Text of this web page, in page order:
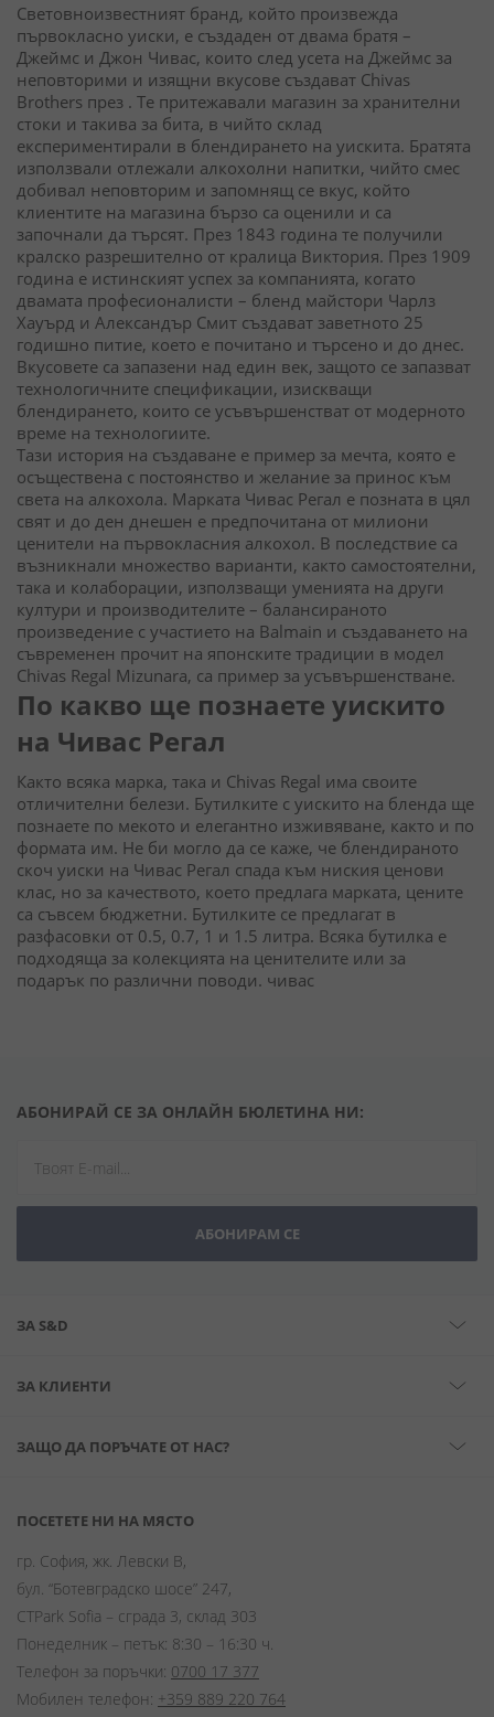
Световноизвестният бранд, който произвежда
първокласно уиски, е създаден от двама братя –
Джеймс и Джон Чивас, които след усета на Джеймс за
неповторими и изящни вкусове създават Chivas
Brothers през . Те притежавали магазин за хранителни
стоки и такива за бита, в чийто склад
експериментирали в блендирането на уискита. Братята
използвали отлежали алкохолни напитки, чийто смес
добивал неповторим и запомнящ се вкус, който
клиентите на магазина бързо са оценили и са
започнали да търсят. През 1843 година те получили
кралско разрешително от кралица Виктория. През 1909
година е истинският успех за компанията, когато
двамата професионалисти – бленд майстори Чарлз
Хауърд и Александър Смит създават заветното 25
годишно питие, което е почитано и търсено и до днес.
Вкусовете са запазени над един век, защото се запазват
технологичните спецификации, изискващи
блендирането, които се усъвършенстват от модерното
време на технологиите.
Тази история на създаване е пример за мечта, която е
осъществена с постоянство и желание за принос към
света на алкохола. Марката Чивас Регал е позната в цял
свят и до ден днешен е предпочитана от милиони
ценители на първокласния алкохол. В последствие са
възникнали множество варианти, както самостоятелни,
така и колаборации, използващи уменията на други
култури и производителите – балансираното
произведение с участието на Balmain и създаването на
съвременен прочит на японските традиции в модел
Chivas Regal Mizunara, са пример за усъвършенстване.
По какво ще познаете уискито
на Чивас Регал
Както всяка марка, така и Chivas Regal има своите
отличителни белези. Бутилките с уискито на бленда ще
познаете по мекото и елегантно изживяване, както и по
формата им. Не би могло да се каже, че блендираното
скоч уиски на Чивас Регал спада към ниския ценови
клас, но за качеството, което предлага марката, цените
са съвсем бюджетни. Бутилките се предлагат в
разфасовки от 0.5, 0.7, 1 и 1.5 литра. Всяка бутилка е
подходяща за колекцията на ценителите или за
подарък по различни поводи. чивас
АБОНИРАЙ СЕ ЗА ОНЛАЙН БЮЛЕТИНА НИ:
АБОНИРАМ СЕ
ЗА S&D
ЗА КЛИЕНТИ
ЗАЩО ДА ПОРЪЧАТЕ ОТ НАС?
ПОСЕТЕТЕ НИ НА МЯСТО
гр. София, жк. Левски В,
бул. “Ботевградско шосе” 247,
CTPark Sofia – сграда 3, склад 303
Понеделник – петък: 8:30 – 16:30 ч.
Телефон за поръчки: 0700 17 377
Мобилен телефон: +359 889 220 764